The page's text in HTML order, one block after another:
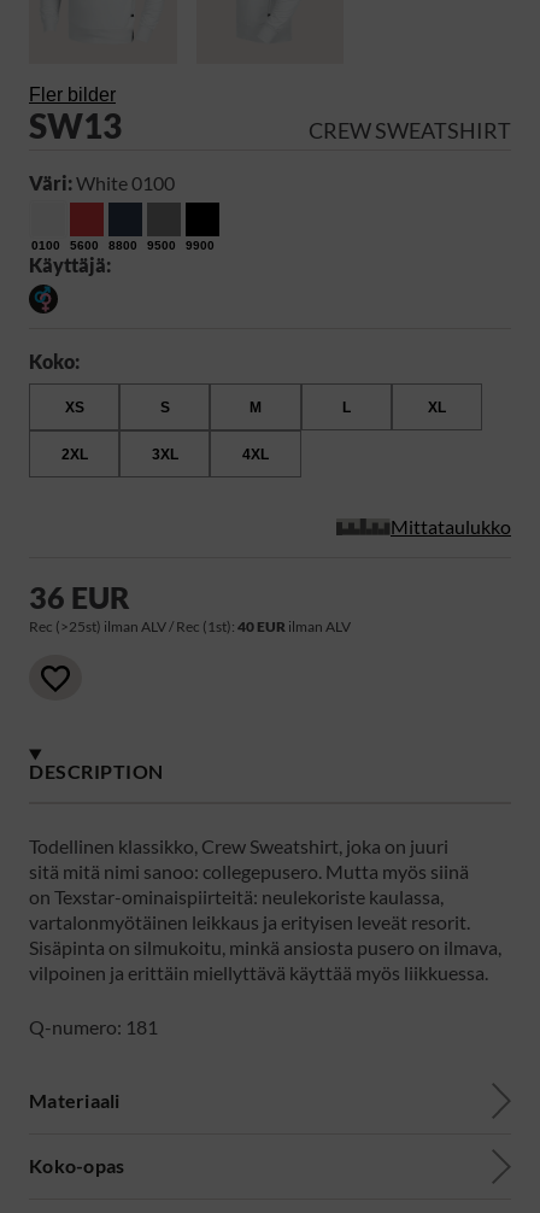
Fler bilder
SW13 CREW SWEATSHIRT
Väri:White 0100
0100 5600 8800 9500 9900
Käyttäjä:
Koko:
XS S M L XL
2XL 3XL 4XL
Mittataulukko
36 EUR
Rec (>25st) ilman ALV / Rec (1st): 40 EUR ilman ALV
DESCRIPTION
Todellinen klassikko, Crew Sweatshirt, joka on juuri
sitä mitä nimi sanoo: collegepusero. Mutta myös siinä
on Texstar-ominaispiirteitä: neulekoriste kaulassa,
vartalonmyötäinen leikkaus ja erityisen leveät resorit.
Sisäpinta on silmukoitu, minkä ansiosta pusero on ilmava,
vilpoinen ja erittäin miellyttävä käyttää myös liikkuessa.
Q-numero: 181
Materiaali
Koko-opas